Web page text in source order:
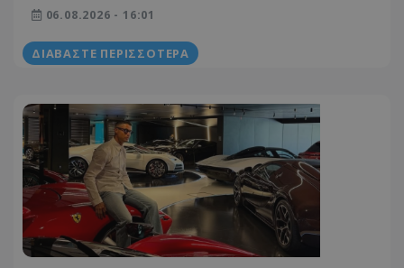
μεταγραφής
06.08.2026 - 16:01
ΔΙΑΒΆΣΤΕ ΠΕΡΙΣΣΌΤΕΡΑ